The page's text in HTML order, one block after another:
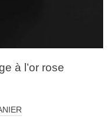
à l’or rose